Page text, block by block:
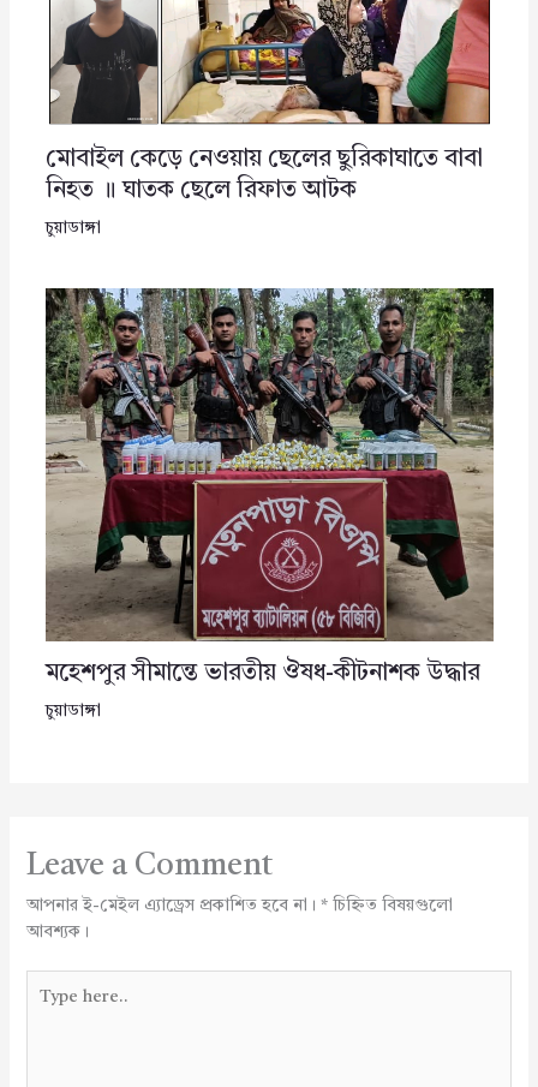
মোবাইল কেড়ে নেওয়ায় ছেলের ছুরিকাঘাতে বাবা
নিহত ॥ ঘাতক ছেলে রিফাত আটক
চুয়াডাঙ্গা
মহেশপুর সীমান্তে ভারতীয় ঔষধ-কীটনাশক উদ্ধার
চুয়াডাঙ্গা
Leave a Comment
আপনার ই-মেইল এ্যাড্রেস প্রকাশিত হবে না। *চিহ্নিত বিষয়গুলো
আবশ্যক।
here..